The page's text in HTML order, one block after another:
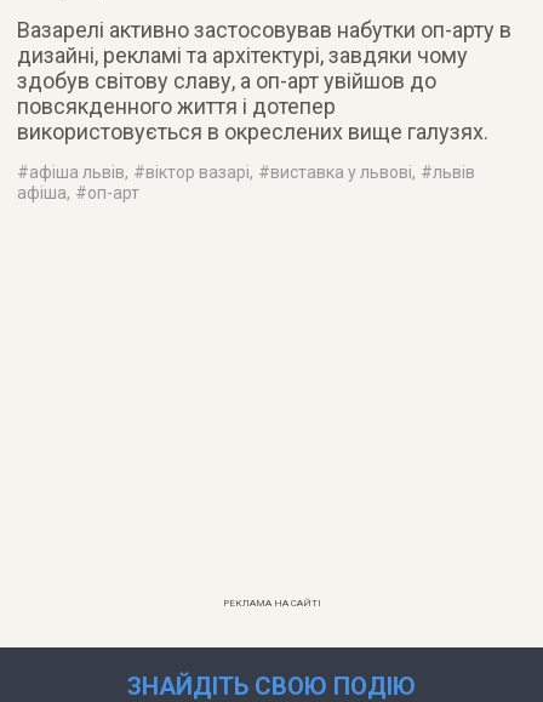
Вазарелі активно застосовував набутки оп-арту в
дизайні, рекламі та архітектурі, завдяки чому
здобув світову славу, а оп-арт увійшов до
повсякденного життя і дотепер
використовується в окреслених вище галузях.
#афіша львів, #віктор вазарі, #виставка у львові, #львів
афіша, #оп-арт
РЕКЛАМА НА САЙТІ
ЗНАЙДІТЬ СВОЮ ПОДІЮ